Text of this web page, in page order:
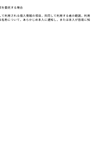
を委託する場合
利用される個人情報の項目，共同して利用する者の範囲，利用
称について，あらかじめ本人に通知し，または本人が容易に知